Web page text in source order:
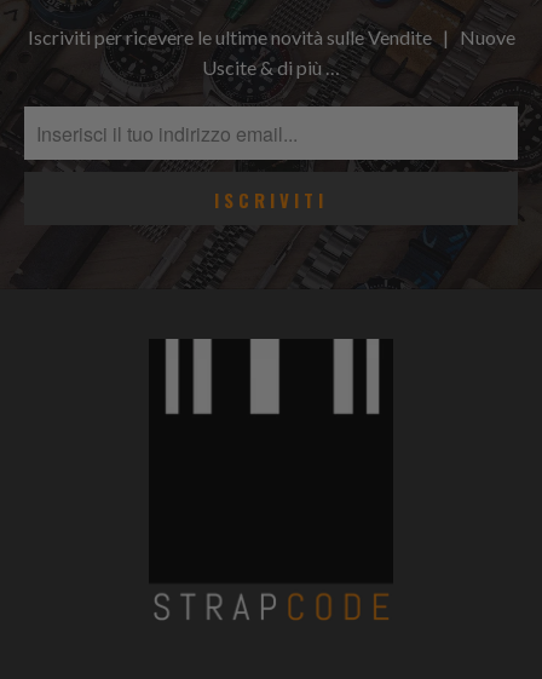
Iscriviti per ricevere le ultime novità sulle Vendite | Nuove
Uscite & di più …